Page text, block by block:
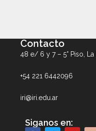
Contacto
48 e/ 6 y 7 – 5° Piso, La
+54 221 6442096
iri@iri.edu.ar
Siganos en: